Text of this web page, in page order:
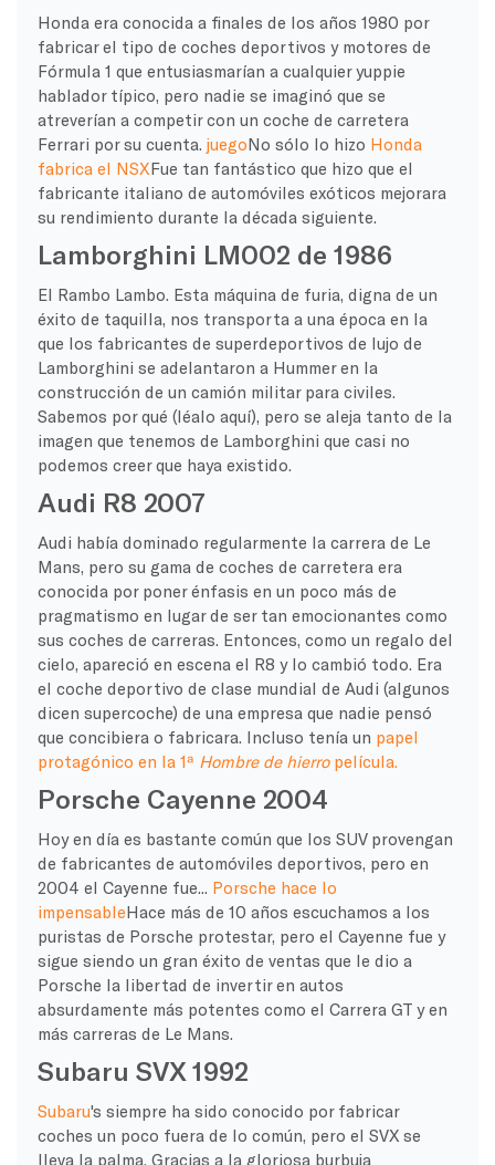
Honda era conocida a finales de los años 1980 por
fabricar el tipo de coches deportivos y motores de
Fórmula 1 que entusiasmarían a cualquier yuppie
hablador típico, pero nadie se imaginó que se
atreverían a competir con un coche de carretera
Ferrari por su cuenta. juegoNo sólo lo hizo Honda
fabrica el NSXFue tan fantástico que hizo que el
fabricante italiano de automóviles exóticos mejorara
su rendimiento durante la década siguiente.
Lamborghini LM002 de 1986
El Rambo Lambo. Esta máquina de furia, digna de un
éxito de taquilla, nos transporta a una época en la
que los fabricantes de superdeportivos de lujo de
Lamborghini se adelantaron a Hummer en la
construcción de un camión militar para civiles.
Sabemos por qué (léalo aquí), pero se aleja tanto de la
imagen que tenemos de Lamborghini que casi no
podemos creer que haya existido.
Audi R8 2007
Audi había dominado regularmente la carrera de Le
Mans, pero su gama de coches de carretera era
conocida por poner énfasis en un poco más de
pragmatismo en lugar de ser tan emocionantes como
sus coches de carreras. Entonces, como un regalo del
cielo, apareció en escena el R8 y lo cambió todo. Era
el coche deportivo de clase mundial de Audi (algunos
dicen supercoche) de una empresa que nadie pensó
que concibiera o fabricara. Incluso tenía un papel
protagónico en la 1ª Hombre de hierro película.
Porsche Cayenne 2004
Hoy en día es bastante común que los SUV provengan
de fabricantes de automóviles deportivos, pero en
2004 el Cayenne fue... Porsche hace lo
impensableHace más de 10 años escuchamos a los
puristas de Porsche protestar, pero el Cayenne fue y
sigue siendo un gran éxito de ventas que le dio a
Porsche la libertad de invertir en autos
absurdamente más potentes como el Carrera GT y en
más carreras de Le Mans.
Subaru SVX 1992
Subaru's siempre ha sido conocido por fabricar
coches un poco fuera de lo común, pero el SVX se
lleva la palma. Gracias a la gloriosa burbuja